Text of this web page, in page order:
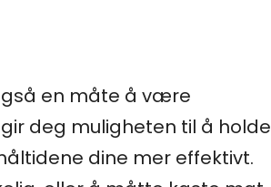
en måte å være
deg muligheten til å holde
dine mer effektivt.